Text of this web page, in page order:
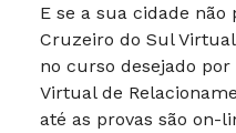
E se a sua cidade não
Cruzeiro do Sul
no curso desejado
Virtual de
até as provas são on-